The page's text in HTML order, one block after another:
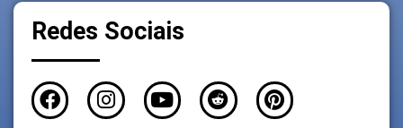
Redes Sociais